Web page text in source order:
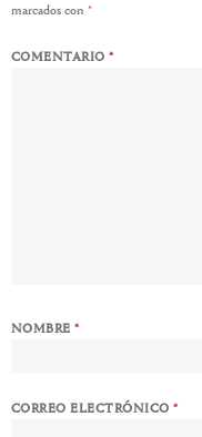
marcados con *
COMENTARIO*
NOMBRE*
CORREO ELECTRÓNICO*